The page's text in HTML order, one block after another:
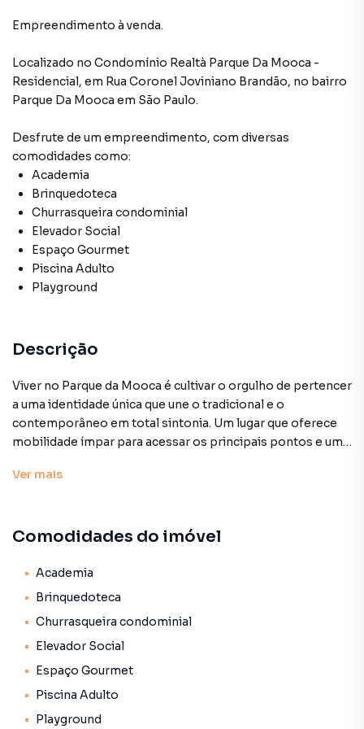
Empreendimento à venda.
Localizado no Condomínio Realtà Parque Da Mooca -
Residencial, em Rua Coronel Joviniano Brandão, no bairro
Parque Da Mooca em São Paulo.
Desfrute de um empreendimento, com diversas
comodidades como:
Academia
Brinquedoteca
Churrasqueira condominial
Elevador Social
Espaço Gourmet
Piscina Adulto
Playground
Descrição
Viver no Parque da Mooca é cultivar o orgulho de pertencer
a uma identidade única que une o tradicional e o
contemporâneo em total sintonia. Um lugar que oferece
mobilidade ímpar para acessar os principais pontos e uma
com a natureza e está em constante atualização. Os
cobertura proporciona experiências indescritíveis: de um
churrasqueira e uma vista incrível para o Parque da Mooca
no lounge. No térreo o projeto terá lobby salão de festas
à brinquedoteca e espaço gourmet além de um amplo e
exclusivo espaço fitness no 1º andar. Preço e
disponibilidade do imóvel sujeitos a alteração sem aviso
Características:
Ver mais
Comodidades do imóvel
Academia
Brinquedoteca
Churrasqueira condominial
Elevador Social
Espaço Gourmet
Piscina Adulto
Playground